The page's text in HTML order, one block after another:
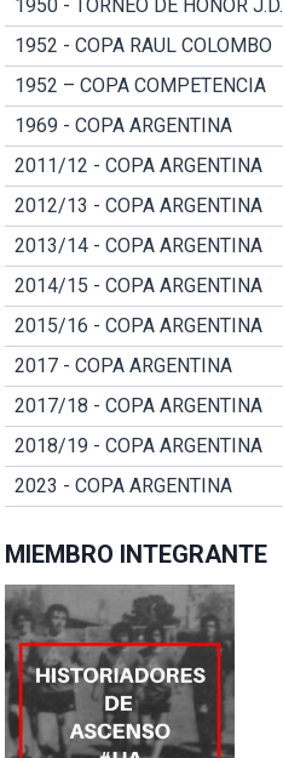
1950 - TORNEO DE HONOR
1952 - COPA RAUL COLOMBO
1952 – COPA COMPETENCIA
1969 - COPA ARGENTINA
2011/12 - COPA ARGENTINA
2012/13 - COPA ARGENTINA
2013/14 - COPA ARGENTINA
2014/15 - COPA ARGENTINA
2015/16 - COPA ARGENTINA
2017 - COPA ARGENTINA
2017/18 - COPA ARGENTINA
2018/19 - COPA ARGENTINA
2023 - COPA ARGENTINA
MIEMBRO INTEGRANTE